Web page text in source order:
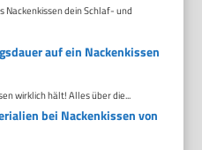
Nackenkissen dein Schlaf- und
auf ein Nackenkissen
wirklich hält! Alles über die...
bei Nackenkissen von